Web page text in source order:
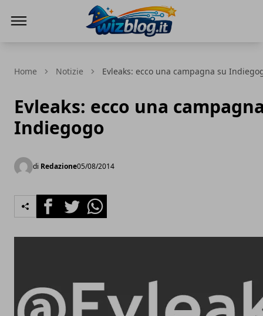
Home Notizie Evleaks: ecco una campagna su
Evleaks: ecco una
Indiegogo
di Redazione05/08/2014
FacebookTwitterWhatsapp